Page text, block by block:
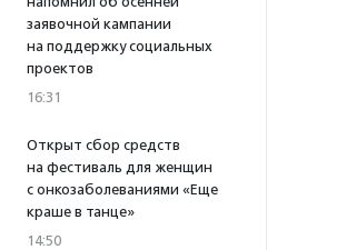
заявочной кампании
на поддержку социальных
проектов
16:31
Открыт сбор средств
на фестиваль для женщин
с онкозаболеваниями «Еще
краше в танце»
14:50